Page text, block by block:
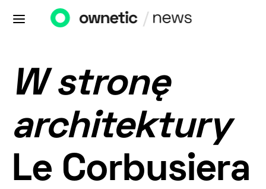
W stronę
architektury
Le Corbusiera